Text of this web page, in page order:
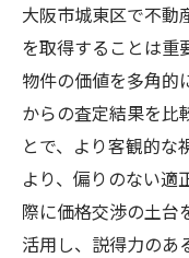
大阪市城東区で不動
を取得することは重
物件の価値を多角的
からの査定結果を比
とで、より客観的な
より、偏りのない適
際に価格交渉の土台
活用し、説得力のあ